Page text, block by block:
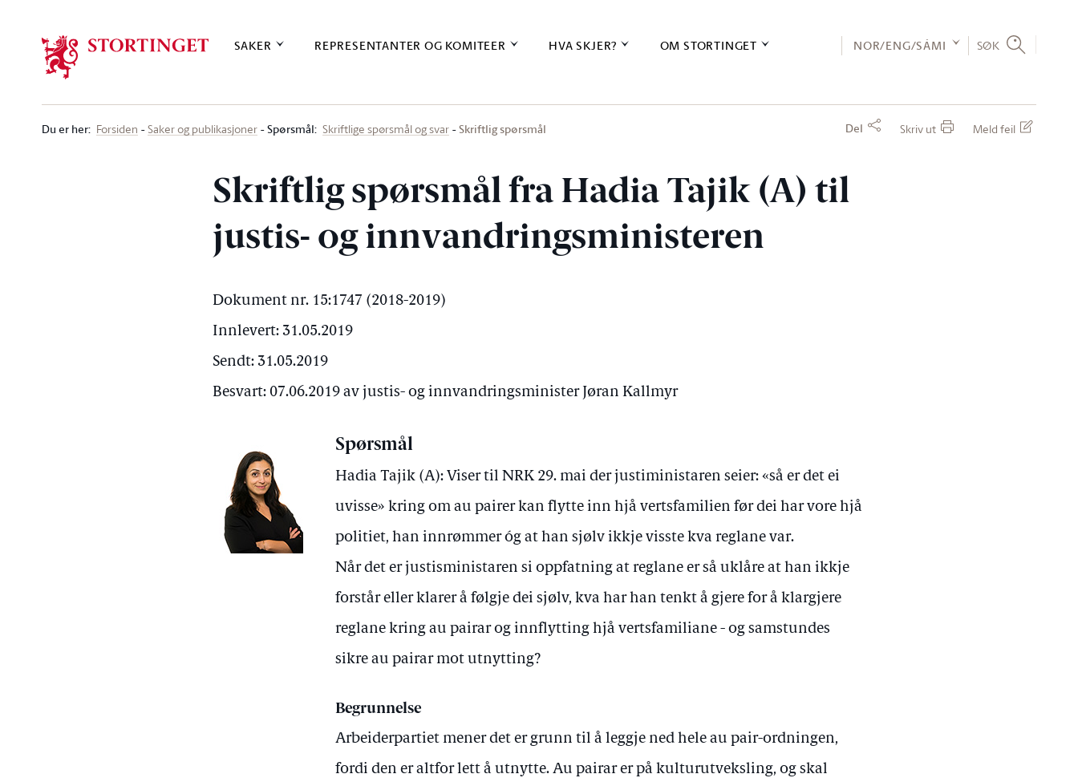
SAKER REPRESENTANTER OG KOMITEER HVA SKJER? OM STORTINGET NOR/ENG/SÁMI SØK
Du er her: Forsiden Saker og publikasjoner Spørsmål: Skriftlige spørsmål og svar Skriftlig spørsmål Del Skriv ut Meld feil
Skriftlig spørsmål fra Hadia Tajik (A) til
justis- og innvandringsministeren
Dokument nr. 15:1747 (2018-2019)
Innlevert: 31.05.2019
Sendt: 31.05.2019
Besvart: 07.06.2019 av justis- og innvandringsminister Jøran Kallmyr
Spørsmål
Hadia Tajik (A): Viser til NRK 29. mai der justiministaren seier: «så er det ei
uvisse» kring om au pairer kan flytte inn hjå vertsfamilien før dei har vore hjå
politiet, han innrømmer óg at han sjølv ikkje visste kva reglane var.
Når det er justisministaren si oppfatning at reglane er så uklåre at han ikkje
forstår eller klarer å følgje dei sjølv, kva har han tenkt å gjere for å klargjere
reglane kring au pairar og innflytting hjå vertsfamiliane - og samstundes
sikre au pairar mot utnytting?
Begrunnelse
Arbeiderpartiet mener det er grunn til å leggje ned hele au pair-ordningen,
fordi den er altfor lett å utnytte. Au pairar er på kulturutveksling, og skal